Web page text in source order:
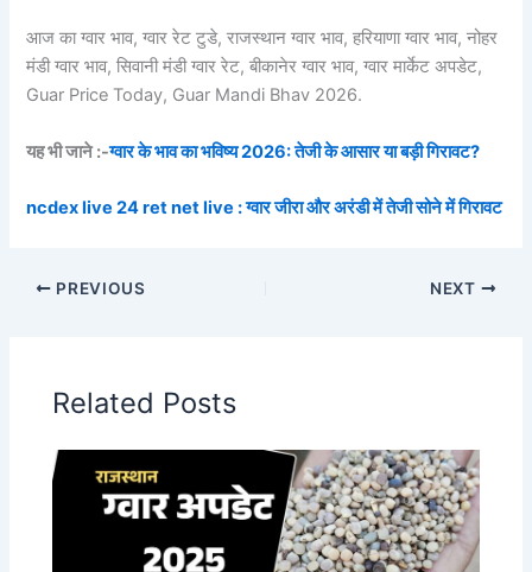
आज का ग्वार भाव, ग्वार रेट टुडे, राजस्थान ग्वार भाव, हरियाणा ग्वार भाव, नोहर
मंडी ग्वार भाव, सिवानी मंडी ग्वार रेट, बीकानेर ग्वार भाव, ग्वार मार्केट अपडेट,
Guar Price Today, Guar Mandi Bhav 2026.
यह भी जाने :-ग्वार के भाव का भविष्य 2026: तेजी के आसार या बड़ी गिरावट?
ncdex live 24 ret net live : ग्वार जीरा और अरंडी में तेजी सोने में गिरावट
PREVIOUS NEXT
Related Posts